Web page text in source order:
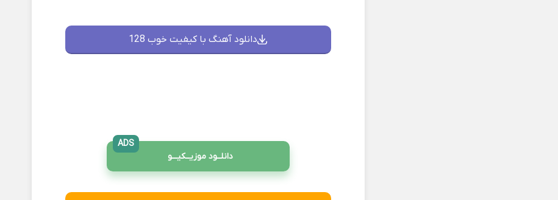
دانلود آهنگ با کیفیت خوب 128
دانلــود موزیــکیـــو
ADS